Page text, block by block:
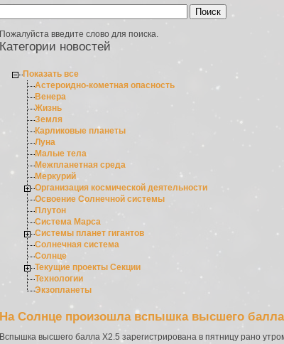
Пожалуйста введите слово для поиска.
Категории новостей
Показать все
Астероидно-кометная опасность
Венера
Жизнь
Земля
Карликовые планеты
Луна
Малые тела
Межпланетная среда
Меркурий
Организация космической деятельности
Освоение Солнечной системы
Плутон
Система Марса
Системы планет гигантов
Солнечная система
Солнце
Текущие проекты Секции
Технологии
Экзопланеты
На Солнце произошла вспышка высшего балла
Вспышка высшего балла X2.5 зарегистрирована в пятницу рано